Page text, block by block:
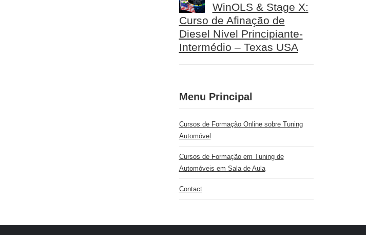
WinOLS & Stage X:
Curso de Afinação de
Diesel Nível Principiante-
Intermédio – Texas USA
Menu Principal
Cursos de Formação Online sobre Tuning
Automóvel
Cursos de Formação em Tuning de
Automóveis em Sala de Aula
Contact